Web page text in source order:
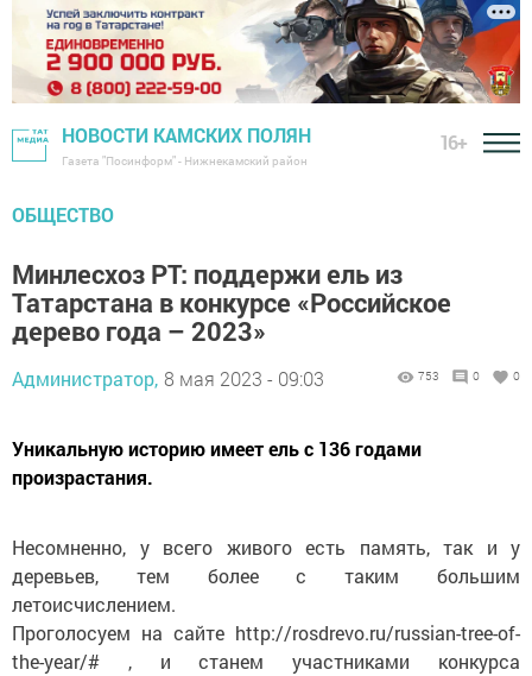
НОВОСТИ КАМСКИХ ПОЛЯН
Газета "Посинформ" - Нижнекамский район
16+
ОБЩЕСТВО
Минлесхоз РТ: поддержи ель из
Татарстана в конкурсе «Российское
дерево года – 2023»
Администратор, 8 мая 2023 - 09:03 753 0 0
Уникальную историю имеет ель с 136 годами
произрастания.
Несомненно, у всего живого есть память, так и у
деревьев, тем более с таким большим
летоисчислением.
Проголосуем на сайте http://rosdrevo.ru/russian-tree-of-
the-year/# , и станем участниками конкурса